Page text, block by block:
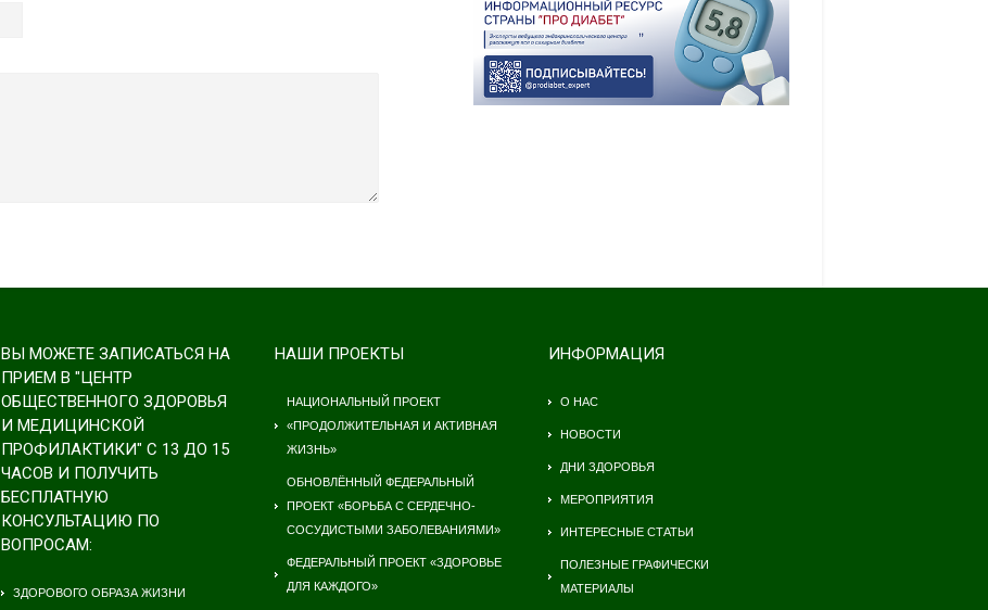
ВЫ МОЖЕТЕ ЗАПИСАТЬСЯ НА
ПРИЕМ В "ЦЕНТР
ОБЩЕСТВЕННОГО ЗДОРОВЬЯ
И МЕДИЦИНСКОЙ
ПРОФИЛАКТИКИ" С 13 ДО 15
ЧАСОВ И ПОЛУЧИТЬ
БЕСПЛАТНУЮ
КОНСУЛЬТАЦИЮ ПО
ВОПРОСАМ:
ЗДОРОВОГО ОБРАЗА ЖИЗНИ
НАШИ ПРОЕКТЫ
НАЦИОНАЛЬНЫЙ ПРОЕКТ
«ПРОДОЛЖИТЕЛЬНАЯ И АКТИВНАЯ
ЖИЗНЬ»
ОБНОВЛЁННЫЙ ФЕДЕРАЛЬНЫЙ
ПРОЕКТ «БОРЬБА С СЕРДЕЧНО-
СОСУДИСТЫМИ ЗАБОЛЕВАНИЯМИ»
ФЕДЕРАЛЬНЫЙ ПРОЕКТ «ЗДОРОВЬЕ
ДЛЯ КАЖДОГО»
ИНФОРМАЦИЯ
О НАС
НОВОСТИ
ДНИ ЗДОРОВЬЯ
МЕРОПРИЯТИЯ
ИНТЕРЕСНЫЕ СТАТЬИ
ПОЛЕЗНЫЕ ГРАФИЧЕСКИ
МАТЕРИАЛЫ